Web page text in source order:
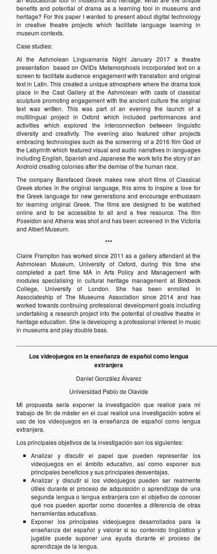
benefits and potential of drama as a learning tool in museums and
heritage? For this paper I wanted to present about digital technology
in creative theatre projects which facilitate language learning in
museum contexts.
Case studies:
At the Ashmolean Linguamania Night January 2017 a theatre
presentation based on OVIDs Metamorphosis incorporated text on a
screen to facilitate audience engagement with translation and original
text in Latin. This created a unique atmosphere where the drama took
place in the Cast Gallery at the Ashmolean with casts of classical
sculpture promoting engagement with the ancient culture the original
text was written. This was part of an evening the launch of a
multilingual project in Oxford which included performances and
activities which explored the interconnection between linguistic
diversity and creativity. The evening also featured other projects
embracing technologies such as the screening of a 2016 film God of
the Labyrinth which featured visual and audio narratives in languages
including English, Spanish and Japanese the work tells the story of an
Android creating colonies after the demise of the human race.
The company Barefaced Greek makes new short films of Classical
Greek stories in the original language, this aims to inspire a love for
the Greek language for new generations and encourage enthusiasm
for learning original Greek. The films are designed to be watched
online and to be accessible to all and a free resource. The film
Poseidon and Athena was shot and has been screened in the Victoria
and Albert Museum.
***
Claire Frampton has worked since 2011 as a gallery attendant at the
Ashmolean Museum, University of Oxford, during this time she
completed a part time MA in Arts Policy and Management with
modules specialising in cultural heritage management at Birkbeck
College, University of London. She has been enrolled in
Associateship of The Museums Association since 2014 and has
worked towards continuing professional development goals including
undertaking a research project into the potential of creative theatre in
heritage education. She is developing a professional interest in music
in museums and play double bass.
Los videojuegos en la enseñanza de español como lengua
extranjera
Daniel González Álvarez
Universidad Pablo de Olavide
Mi propuesta sería exponer la investigación que realicé para mi
trabajo de fin de máster en el cual realicé una investigación sobre el
uso de los videojuegos en la enseñanza de español como lengua
extranjera.
Los principales objetivos de la investigación son los siguientes:
Analizar y discutir el papel que pueden representar los
videojuegos en el ámbito educativo, así como exponer sus
principales beneficios y sus principales desventajas.
Analizar y discutir si los videojuegos pueden ser realmente
útiles durante el proceso de adquisición o aprendizaje de una
segunda lengua o lengua extranjera con el objetivo de conocer
qué nos pueden aportar como docentes a diferencia de otras
herramientas educativas.
Exponer los principales videojuegos desarrollados para la
enseñanza del español y valorar si su contenido lingüístico y
jugable puede suponer una ayuda durante el proceso de
aprendizaje de la lengua.